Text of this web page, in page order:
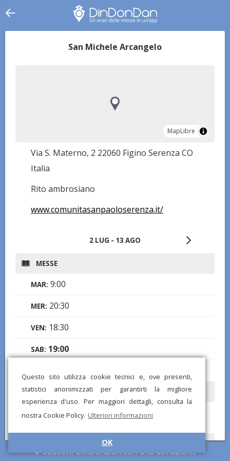
Questo sito utilizza cookie tecnici e, ove presenti,
statistici anonimizzati per garantirti la migliore
esperienza d'uso. Per maggiori dettagli, consulta la
nostra Cookie Policy. Ulteriori informazioni
OK
San Michele Arcangelo
MapLibre
MapLibre
Via S. Materno, 2 22060 Figino Serenza CO
Italia
Rito ambrosiano
www.comunitasanpaoloserenza.it/
2 LUG - 13 AGO
MESSE
MAR: 9:00
MER: 20:30
VEN: 18:30
SAB: 19:00
CONFESSIONI
MER:15:30-20:00
Hai notato informazioni mancanti o errate? Scarica l'app di
DinDonDan per inviare correzioni e segnalare chiese mancanti!
Sostieni DinDonDan con una donazione